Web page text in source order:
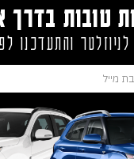
טובות בדרך
והתעדכנו